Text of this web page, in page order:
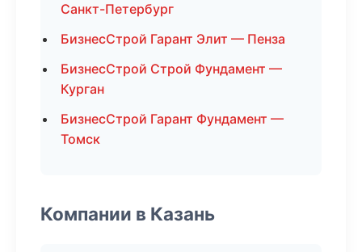
Санкт-Петербург
БизнесСтрой Гарант Элит — Пенза
БизнесСтрой Строй Фундамент —
Курган
БизнесСтрой Гарант Фундамент —
Томск
Компании в Казань